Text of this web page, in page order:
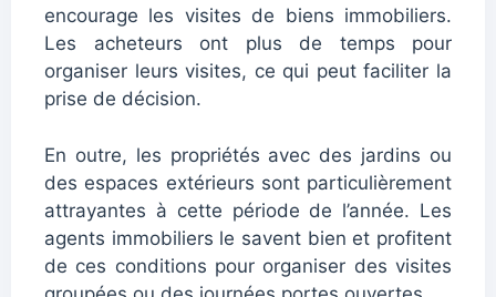
encourage les visites de biens immobiliers.
Les acheteurs ont plus de temps pour
organiser leurs visites, ce qui peut faciliter la
prise de décision.
En outre, les propriétés avec des jardins ou
des espaces extérieurs sont particulièrement
attrayantes à cette période de l’année. Les
agents immobiliers le savent bien et profitent
de ces conditions pour organiser des visites